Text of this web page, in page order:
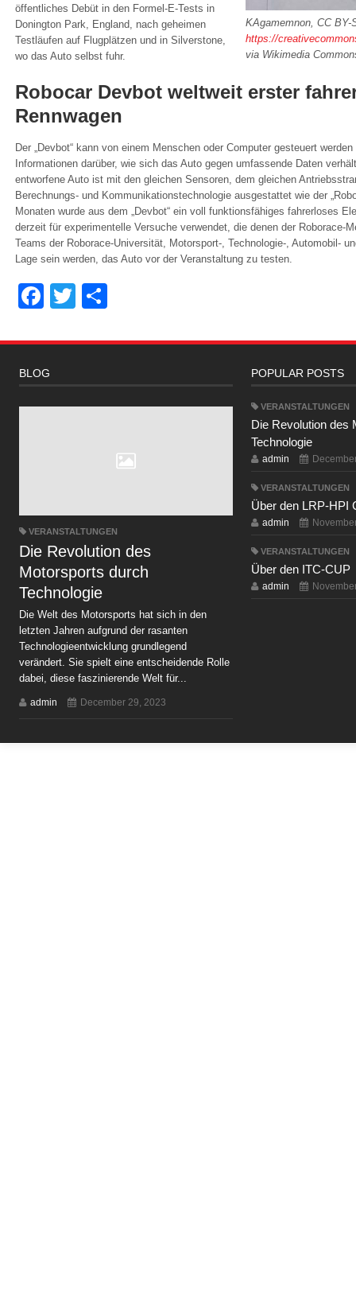
KAgamemnon, CC BY-
https://
via Wikimedia
öffentliches Debüt in den Formel-E-Tests in
Donington Park, England, nach geheimen
Testläufen auf Flugplätzen und in Silverstone,
wo das Auto selbst fuhr.
Robocar Devbot weltweit erster
Rennwagen
Der „Devbot“ kann von einem Menschen oder Computer gesteuert
Informationen darüber, wie sich das Auto gegen umfassende Daten
entworfene Auto ist mit den gleichen Sensoren, dem gleichen
Berechnungs- und Kommunikationstechnologie ausgestattet wie der
Monaten wurde aus dem „Devbot“ ein voll funktionsfähiges fahrerloses
derzeit für experimentelle Versuche verwendet, die denen der Roborace-
Teams der Roborace-Universität, Motorsport-, Technologie-, Automobil-
Lage sein werden, das Auto vor der Veranstaltung zu testen.
Facebook
Twitter
BLOG
VERANSTALTUNGEN
Die Revolution des
Motorsports durch
Technologie
Die Welt des Motorsports hat sich in den
letzten Jahren aufgrund der rasanten
Technologieentwicklung grundlegend
verändert. Sie spielt eine entscheidende Rolle
dabei, diese faszinierende Welt für...
admin December 29, 2023
POPULAR POSTS
VERANSTALTUNGEN
Die Revolution des
Technologie
admin
VERANSTALTUNGEN
Über den LRP-HPI
admin
VERANSTALTUNGEN
Über den ITC-CUP
admin